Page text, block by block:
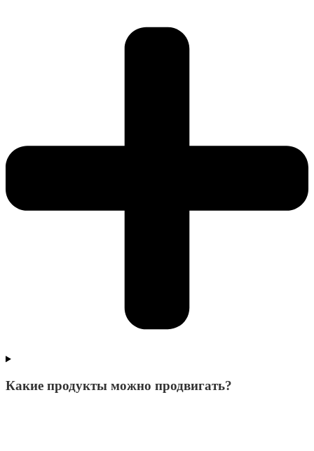
Какие продукты можно продвигать?